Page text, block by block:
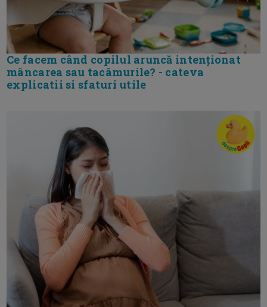
Ce facem când copilul aruncă intenționat
mâncarea sau tacâmurile? - cateva
explicatii si sfaturi utile